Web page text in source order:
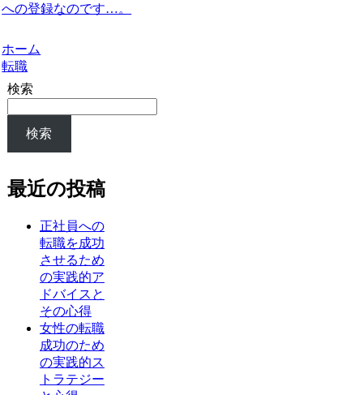
への登録なのです…。
ホーム
転職
検索
検索
最近の投稿
正社員への
転職を成功
させるため
の実践的ア
ドバイスと
その心得
女性の転職
成功のため
の実践的ス
トラテジー